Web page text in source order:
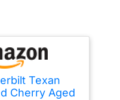
Texan
Cherry Aged